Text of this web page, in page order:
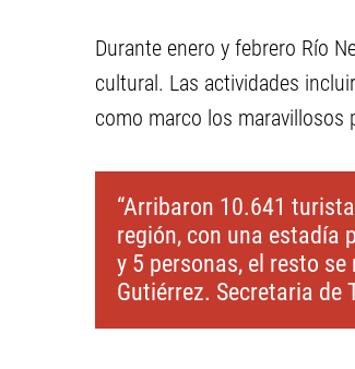
Durante enero y febrero Río
cultural. Las actividades
como marco los maravillosos
“Arribaron 10.641
región, con una estadía
y 5 personas, el resto
Gutiérrez. Secretaria de